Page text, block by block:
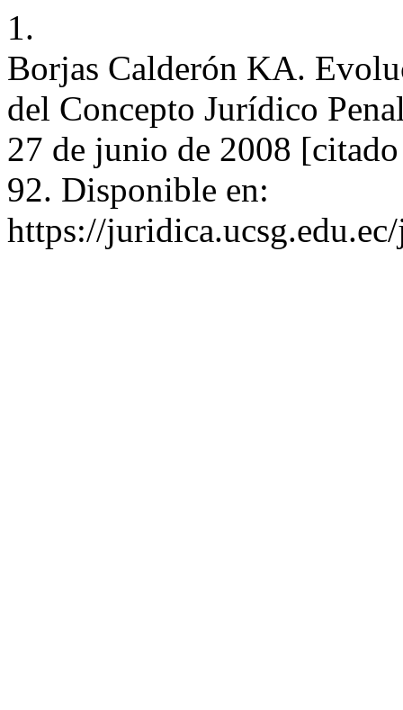
1.
Borjas Calderón KA.
del Concepto Jurídico
27 de junio de 2008
92. Disponible en:
https://